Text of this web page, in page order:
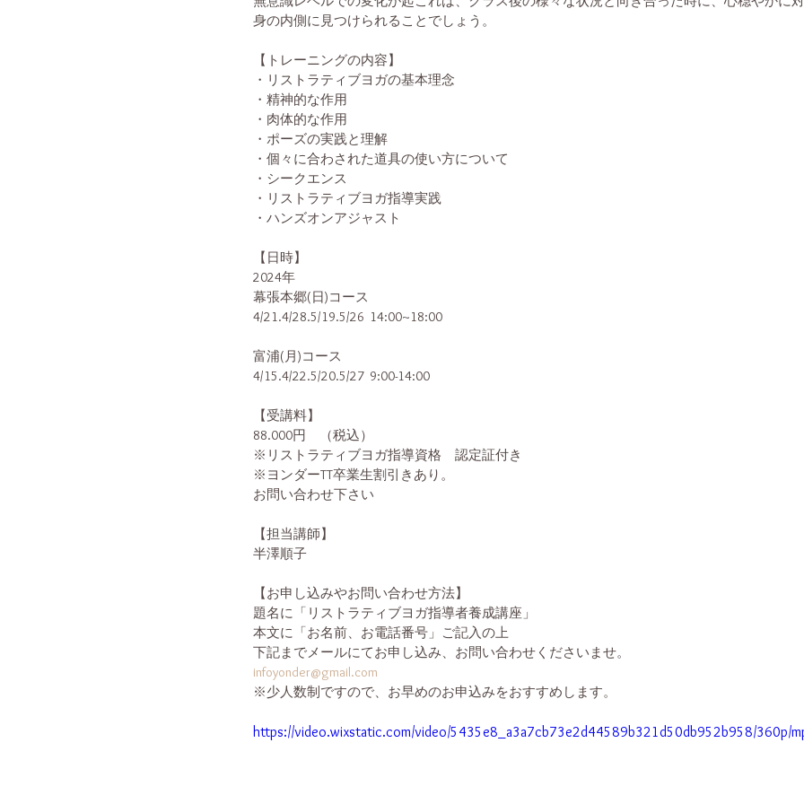
身の内側に見つけられることでしょう。
【トレーニングの内容】
・リストラティブヨガの基本理念
・精神的な作用
・肉体的な作用
・ポーズの実践と理解
・個々に合わされた道具の使い方について
・シークエンス
・リストラティブヨガ指導実践
・ハンズオンアジャスト
【日時】
2024年
幕張本郷(日)コース
4/21.4/28.5/19.5/26  14:00~18:00
富浦(月)コース
4/15.4/22.5/20.5/27  9:00-14:00
【受講料】
88.000円　（税込）
※リストラティブヨガ指導資格　認定証付き
※ヨンダーTT卒業生割引きあり。
お問い合わせ下さい
【担当講師】
半澤順子
【お申し込みやお問い合わせ方法】
題名に「リストラティブヨガ指導者養成講座」
本文に「お名前、お電話番号」ご記入の上
下記までメールにてお申し込み、お問い合わせくださいませ。
infoyonder@gmail.com
※少人数制ですので、お早めのお申込みをおすすめします。
https://video.wixstatic.com/video/5435e8_a3a7cb73e2d44589b321d50db952b958/360p/